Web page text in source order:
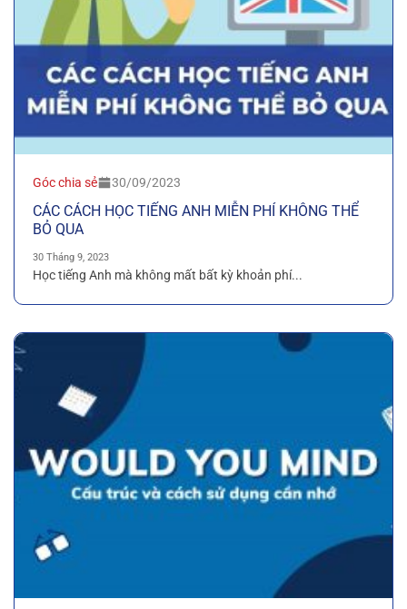
Góc chia sẻ 30/09/2023
CÁC CÁCH HỌC TIẾNG ANH MIỄN PHÍ KHÔNG THỂ
BỎ QUA
30 Tháng 9, 2023
Học tiếng Anh mà không mất bất kỳ khoản phí...